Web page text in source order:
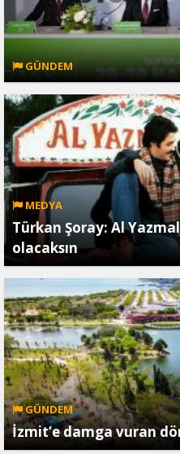
GÜNDEM
MEDYA
Türkan Şoray: Al
olacaksın
GÜNDEM
İzmit’e damga vuran